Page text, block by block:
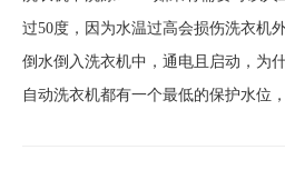
过50度，因为水温过高会损伤洗衣
倒水倒入洗衣机中，通电且启动，
自动洗衣机都有一个最低的保护水位